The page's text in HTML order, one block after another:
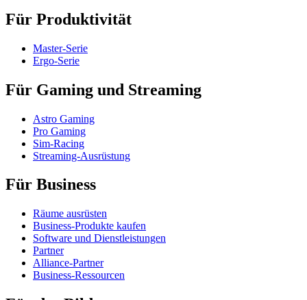
Für Produktivität
Master-Serie
Ergo-Serie
Für Gaming und Streaming
Astro Gaming
Pro Gaming
Sim-Racing
Streaming-Ausrüstung
Für Business
Räume ausrüsten
Business-Produkte kaufen
Software und Dienstleistungen
Partner
Alliance-Partner
Business-Ressourcen